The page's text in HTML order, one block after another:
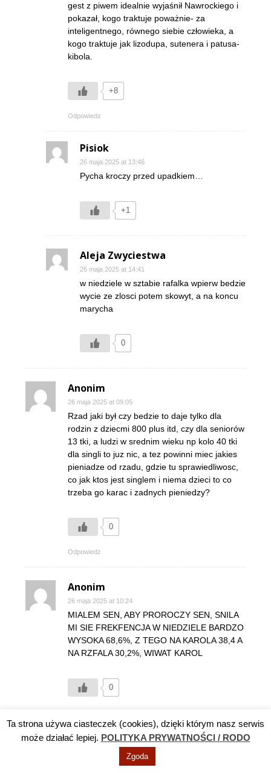
gest z piwem idealnie wyjaśnił Nawrockiego i
pokazał, kogo traktuje poważnie- za
inteligentnego, równego siebie człowieka, a
kogo traktuje jak lizodupa, sutenera i patusa-
kibola.
+8
Odpowiedz
Pisiok
26 maja 2025 at 13:46
Pycha kroczy przed upadkiem…
+1
Aleja Zwyciestwa
26 maja 2025 at 14:41
w niedziele w sztabie rafalka wpierw bedzie
wycie ze zlosci potem skowyt, a na koncu
marycha
0
Anonim
26 maja 2025 at 09:05
Rzad jaki był czy bedzie to daje tylko dla
rodzin z dziecmi 800 plus itd, czy dla seniorów
13 tki, a ludzi w srednim wieku np kolo 40 tki
dla singli to juz nic, a tez powinni miec jakies
pieniadze od rzadu, gdzie tu sprawiedliwosc,
co jak ktos jest singlem i niema dzieci to co
trzeba go karac i zadnych pieniedzy?
0
Odpowiedz
Anonim
26 maja 2025 at 10:24
MIALEM SEN, ABY PROROCZY SEN, SNILA
MI SIE FREKFENCJA W NIEDZIELE BARDZO
WYSOKA 68,6%, Z TEGO NA KAROLA 38,4 A
NA RZFALA 30,2%, WIWAT KAROL
0
Bredzicie anonim... bredzicie...
26 maja 2025 at 13:36
Ta strona używa ciasteczek (cookies), dzięki którym nasz serwis
może działać lepiej. POLITYKA PRYWATNOŚCI / RODO
Zgoda